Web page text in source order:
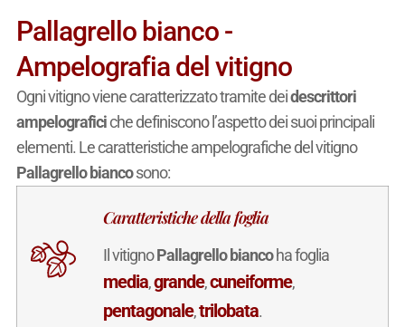
Pallagrello bianco -
Ampelografia del vitigno
Ogni vitigno viene caratterizzato tramite deidescrittori
ampelograficiche definiscono l’aspetto dei suoi principali
elementi. Le caratteristiche ampelografiche del vitigno
Pallagrello biancosono:
Caratteristiche della foglia
Il vitignoPallagrello biancoha foglia
media,grande,cuneiforme,
pentagonale,trilobata.